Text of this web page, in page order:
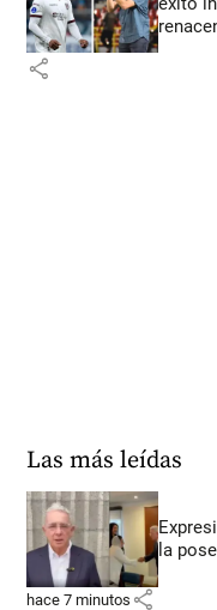
share
Las más leídas
la
hace 7 minutos share